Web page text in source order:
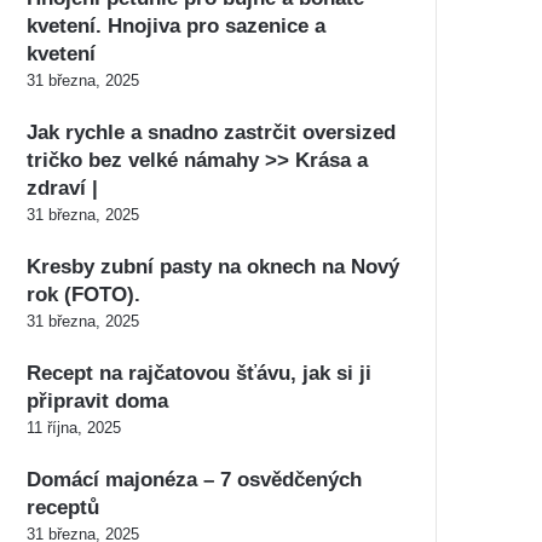
kvetení. Hnojiva pro sazenice a
kvetení
31 března, 2025
Jak rychle a snadno zastrčit oversized
tričko bez velké námahy >> Krása a
zdraví |
31 března, 2025
Kresby zubní pasty na oknech na Nový
rok (FOTO).
31 března, 2025
Recept na rajčatovou šťávu, jak si ji
připravit doma
11 října, 2025
Domácí majonéza – 7 osvědčených
receptů
31 března, 2025